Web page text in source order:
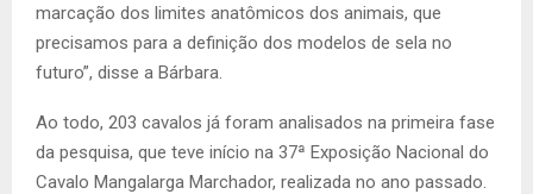
marcação dos limites anatômicos dos animais, que
precisamos para a definição dos modelos de sela no
futuro”, disse a Bárbara.
Ao todo, 203 cavalos já foram analisados na primeira fase
da pesquisa, que teve início na 37ª Exposição Nacional do
Cavalo Mangalarga Marchador, realizada no ano passado.